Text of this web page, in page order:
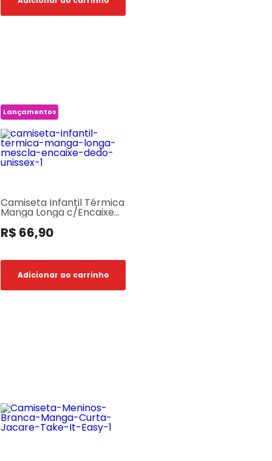
Lançamentos
Camiseta Infantil Térmica
Manga Longa c/Encaixe
de Dedo Cinza Mescla
R$ 66,90
Adicionar ao carrinho